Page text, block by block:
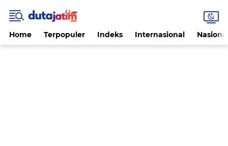
Home Terpopuler Indeks Internasional